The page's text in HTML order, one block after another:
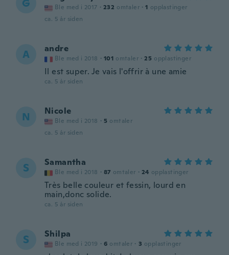
G Ble med i 2017 · 232 omtaler · 1 opplastinger
ca. 5 år siden
A andre
Ble med i 2018 · 101 omtaler · 25 opplastinger
Il est super. Je vais l'offrir à une amie
ca. 5 år siden
N Nicole
Ble med i 2018 · 5 omtaler
ca. 5 år siden
S Samantha
Ble med i 2018 · 87 omtaler · 24 opplastinger
Très belle couleur et fessin, lourd en
main,donc solide.
ca. 5 år siden
S Shilpa
Ble med i 2019 · 6 omtaler · 3 opplastinger